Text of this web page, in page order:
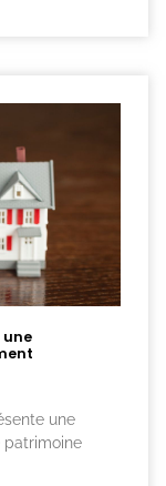
une
une
patrimoine